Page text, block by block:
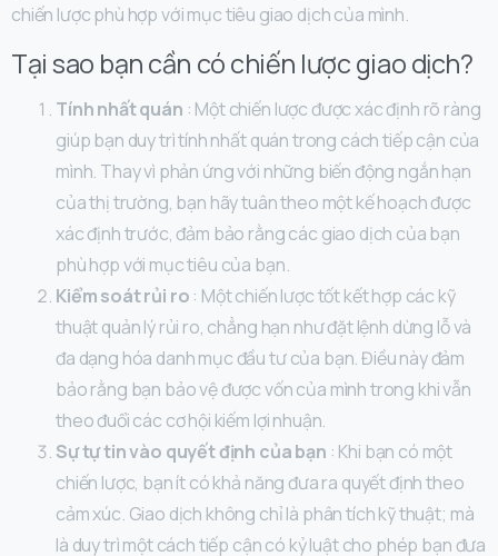
chiến lược phù hợp với mục tiêu giao dịch của mình.
Tại sao bạn cần có chiến lược giao dịch?
Tính nhất quán : Một chiến lược được xác định rõ ràng
giúp bạn duy trì tính nhất quán trong cách tiếp cận của
mình. Thay vì phản ứng với những biến động ngắn hạn
của thị trường, bạn hãy tuân theo một kế hoạch được
xác định trước, đảm bảo rằng các giao dịch của bạn
phù hợp với mục tiêu của bạn.
Kiểm soát rủi ro : Một chiến lược tốt kết hợp các kỹ
thuật quản lý rủi ro, chẳng hạn như đặt lệnh dừng lỗ và
đa dạng hóa danh mục đầu tư của bạn. Điều này đảm
bảo rằng bạn bảo vệ được vốn của mình trong khi vẫn
theo đuổi các cơ hội kiếm lợi nhuận.
Sự tự tin vào quyết định của bạn : Khi bạn có một
chiến lược, bạn ít có khả năng đưa ra quyết định theo
cảm xúc. Giao dịch không chỉ là phân tích kỹ thuật; mà
là duy trì một cách tiếp cận có kỷ luật cho phép bạn đưa